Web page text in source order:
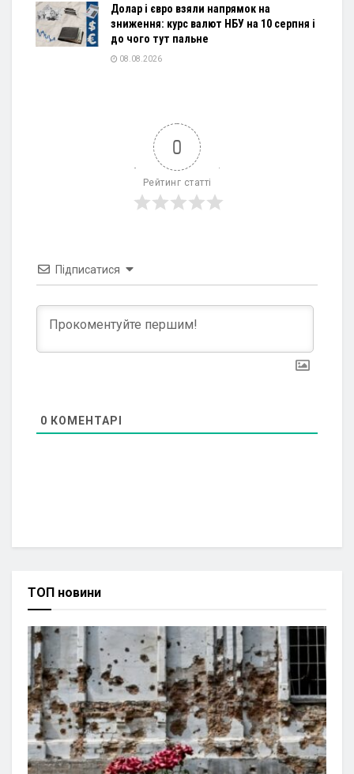
Долар і євро взяли напрямок на
зниження: курс валют НБУ на 10 серпня і
до чого тут пальне
08.08.2026
0
Рейтинг статті
Підписатися
0 КОМЕНТАРІ
ТОП новини